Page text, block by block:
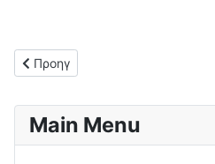
Προηγούμενο άρθρο: Άνετη
Προηγ
Main Menu